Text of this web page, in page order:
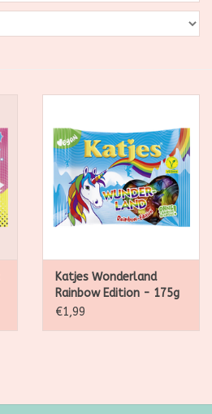
Katjes Wonderland
Rainbow Edition - 175g
€1,99